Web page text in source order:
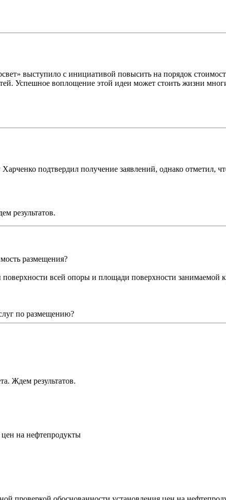
выступило с инициативой повысить на порядок
Успешное воплощение этой идеи может стоить жизни
подтвердил получение заявлений, однако отметил,
результатов.
размещения?
всей опоры и площади поверхности занимаемой
по размещению?
Ждем результатов.
на нефтепродукты